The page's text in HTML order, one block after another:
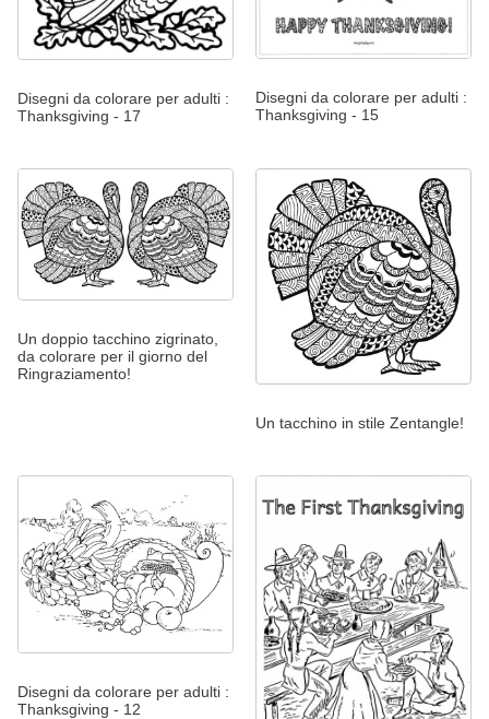
Disegni da colorare per adulti :
Thanksgiving - 17
Disegni da colorare per adulti :
Thanksgiving - 15
Un doppio tacchino zigrinato,
da colorare per il giorno del
Ringraziamento!
Un tacchino in stile Zentangle!
Disegni da colorare per adulti :
Thanksgiving - 12